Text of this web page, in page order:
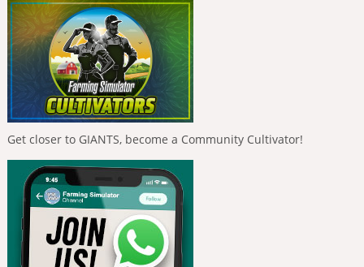
Get closer to GIANTS, become a Community Cultivator!